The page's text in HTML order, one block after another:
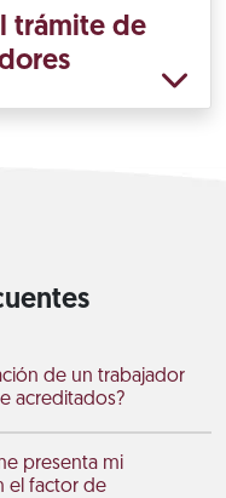
trámite de
de un trabajador
acreditados?
presenta mi
el factor de